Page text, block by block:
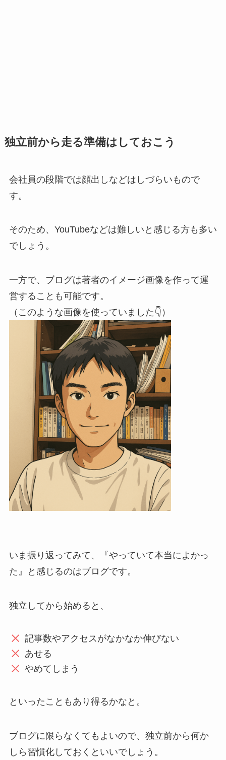
独立前から走る準備はしておこう
会社員の段階では顔出しなどはしづらいもので
す。
そのため、YouTubeなどは難しいと感じる方も多い
でしょう。
一方で、ブログは著者のイメージ画像を作って運
営することも可能です。
（このような画像を使っていました👇）
いま振り返ってみて、『やっていて本当によかっ
た』と感じるのはブログです。
独立してから始めると、
記事数やアクセスがなかなか伸びない
あせる
やめてしまう
といったこともあり得るかなと。
ブログに限らなくてもよいので、独立前から何か
しら習慣化しておくといいでしょう。